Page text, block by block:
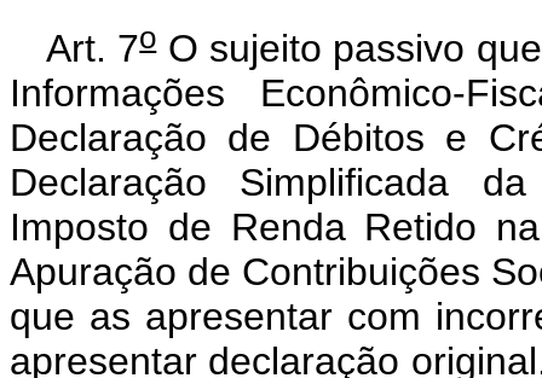
Art. 7oO sujeito passivo
Informações Econômico-
Declaração de Débitos e
Declaração Simplificada
Imposto de Renda Retido
Apuração de Contribuições
que as apresentar com
apresentar declaração